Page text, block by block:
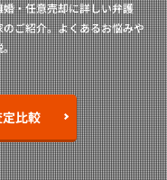
・任意売却に詳しい弁護
ご紹介。よくあるお悩みや
。
比較